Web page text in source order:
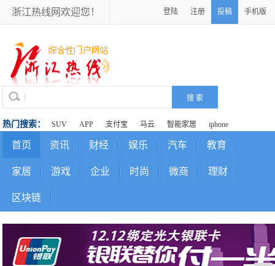
浙江热线网欢迎您！ 登陆 注册 投稿 手机版
热门搜索： SUV APP 支付宝 马云 智能家居 iphone
首页 资讯 财经 娱乐 汽车 教育
家居 游戏 企业 时尚 微商 理财
区块链